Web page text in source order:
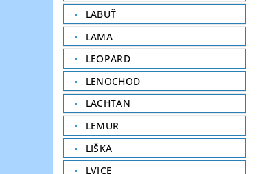
LABUŤ
LAMA
LEOPARD
LENOCHOD
LACHTAN
LEMUR
LIŠKA
LVICE